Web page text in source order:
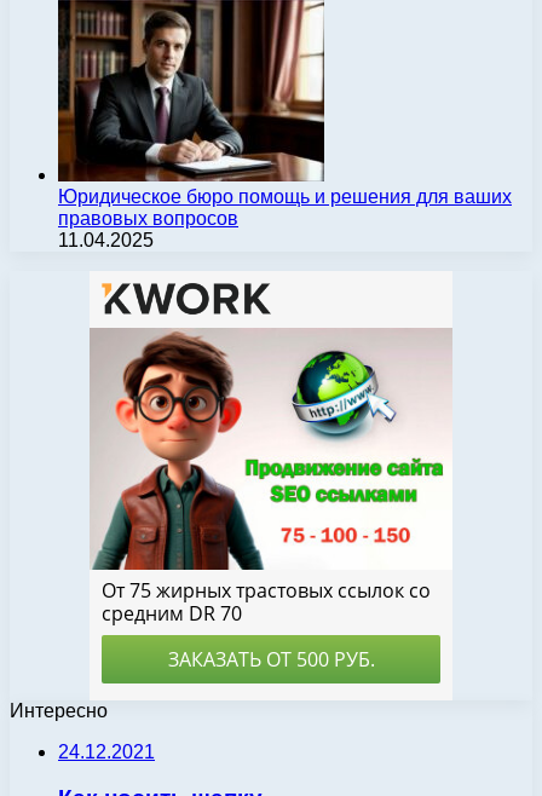
Юридическое бюро помощь и решения для ваших
правовых вопросов
11.04.2025
Интересно
24.12.2021